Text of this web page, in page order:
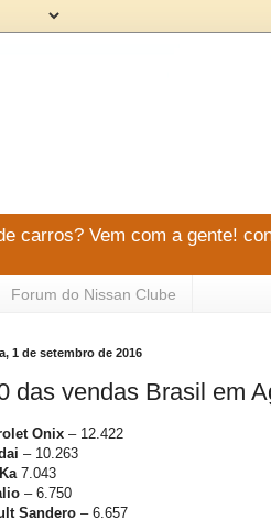
carros? Vem com a gente!
Forum do Nissan Clube
1 de setembro de 2016
das vendas Brasil em
Onix – 12.422
– 10.263
7.043
– 6.750
Sandero – 6.657